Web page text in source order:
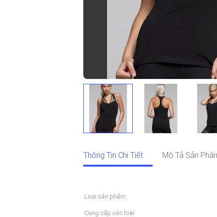
Thông Tin Chi Tiết Mô Tả Sản
Loại sản phẩm:
Cung cấp các loại: